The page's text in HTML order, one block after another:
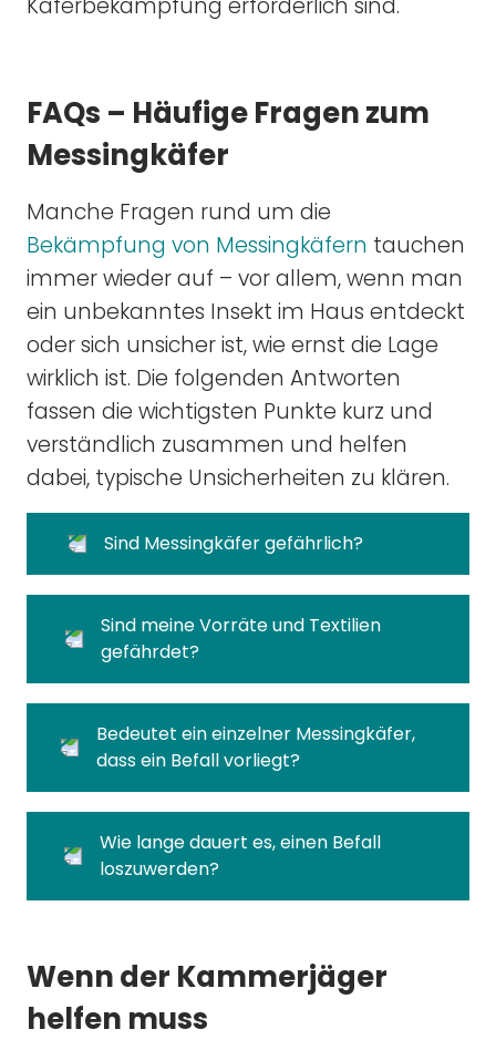
Käferbekämpfung erforderlich sind.
FAQs – Häufige Fragen zum
Messingkäfer
Manche Fragen rund um die
Bekämpfung von Messingkäfern tauchen
immer wieder auf – vor allem, wenn man
ein unbekanntes Insekt im Haus entdeckt
oder sich unsicher ist, wie ernst die Lage
wirklich ist. Die folgenden Antworten
fassen die wichtigsten Punkte kurz und
verständlich zusammen und helfen
dabei, typische Unsicherheiten zu klären.
Sind Messingkäfer gefährlich?
Sind meine Vorräte und Textilien
gefährdet?
Bedeutet ein einzelner Messingkäfer,
dass ein Befall vorliegt?
Wie lange dauert es, einen Befall
loszuwerden?
Wenn der Kammerjäger
helfen muss